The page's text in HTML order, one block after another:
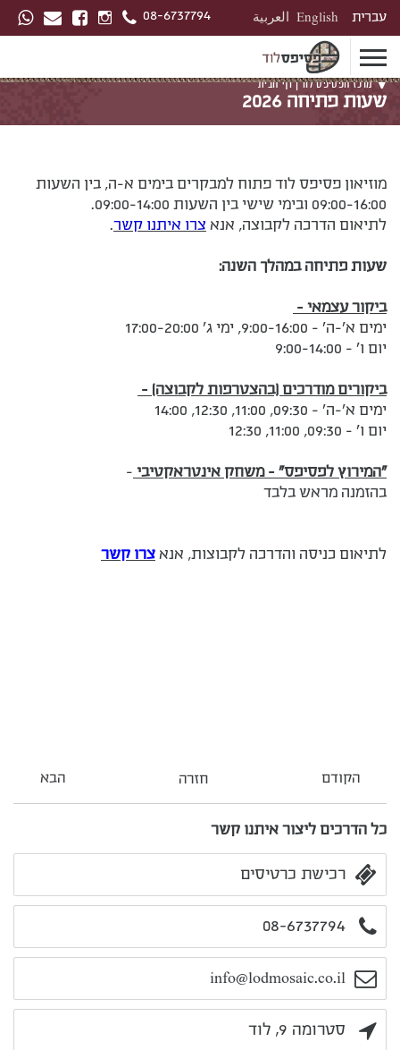
עברית English العربية 08-6737794
מרכז הפסיפס לוד |דף הבית
שעות פתיחה 2026
מוזיאון פסיפס לוד פתוח למבקרים בימים א-ה, בין השעות
09:00-16:00 ובימי שישי בין השעות 09:00-14:00.
לתיאום הדרכה לקבוצה, אנא צרו איתנו קשר.
שעות פתיחה במהלך השנה:
ביקור עצמאי -
ימים א'-ה' - 9:00-16:00, ימי ג' 17:00-20:00
יום ו' - 9:00-14:00
ביקורים מודרכים (בהצטרפות לקבוצה) -
ימים א'-ה' - 09:30, 11:00, 12:30, 14:00
יום ו' - 09:30, 11:00, 12:30
"המירוץ לפסיפס" - משחק אינטראקטיבי -
בהזמנה מראש בלבד
לתיאום כניסה והדרכה לקבוצות, אנא צרו קשר
הקודם חזרה הבא
כל הדרכים ליצור איתנו קשר
רכישת כרטיסים
08-6737794
info@lodmosaic.co.il
סטרומה 9, לוד